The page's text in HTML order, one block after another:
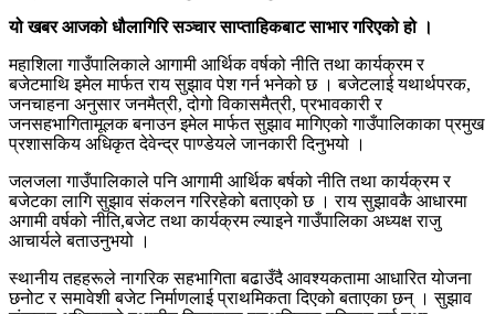
यो खबर आजको धौलागिरि सञ्चार साप्ताहिकबाट साभार गरिएको हो ।
महाशिला गाउँपालिकाले आगामी आर्थिक वर्षको नीति तथा कार्यक्रम र
बजेटमाथि इमेल मार्फत राय सुझाव पेश गर्न भनेको छ । बजेटलाई यथार्थपरक,
जनचाहना अनुसार जनमैत्री, दोगो विकासमैत्री, प्रभावकारी र
जनसहभागितामूलक बनाउन इमेल मार्फत सुझाव मागिएको गाउँपालिकाका प्रमुख
प्रशासकिय अधिकृत देवेन्द्र पाण्डेयले जानकारी दिनुभयो ।
जलजला गाउँपालिकाले पनि आगामी आर्थिक बर्षको नीति तथा कार्यक्रम र
बजेटका लागि सुझाव संकलन गरिरहेको बताएको छ । राय सुझावकै आधारमा
अगामी वर्षको नीति,बजेट तथा कार्यक्रम ल्याइने गाउँपालिका अध्यक्ष राजु
आचार्यले बताउनुभयो ।
स्थानीय तहहरूले नागरिक सहभागिता बढाउँदै आवश्यकतामा आधारित योजना
छनोट र समावेशी बजेट निर्माणलाई प्राथमिकता दिएको बताएका छन् । सुझाव